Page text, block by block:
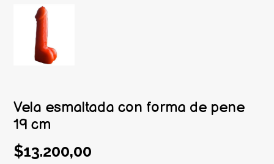
Vela esmaltada con forma de pene
19 cm
$13.200,00